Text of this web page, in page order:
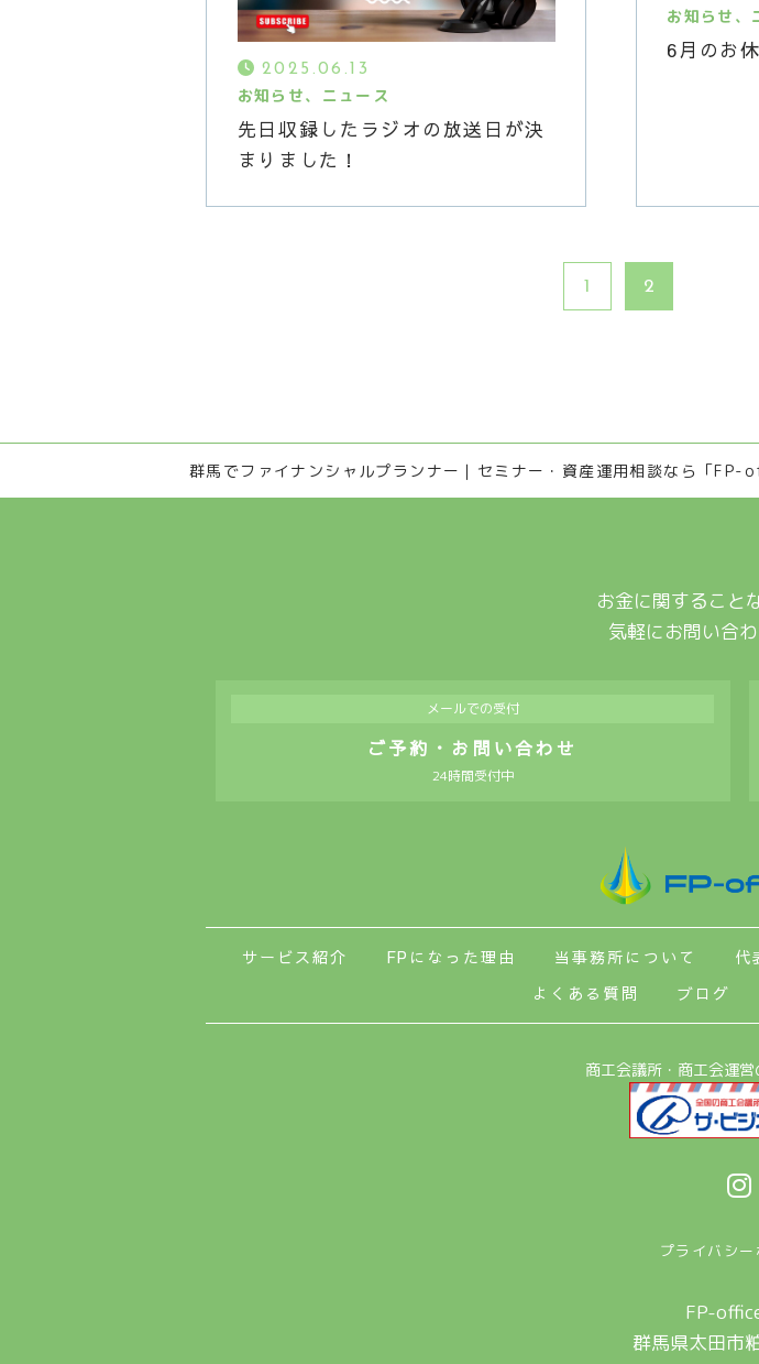
2025.06.13
お知らせ、ニュース
先日収録したラジオの放送日が決
まりました！
お知らせ、
6月のお
1 2
群馬でファイナンシャルプランナー｜セミナー・資産運用相談なら「FP-
お金に関すること
気軽にお問い合
メールでの受付
ご予約・お問い合わせ
24時間受付中
サービス紹介 FPになった理由 当事務所について 代
よくある質問
ブログ
商工会議所・商工会運
プライバシー
FP-
群馬県太田市